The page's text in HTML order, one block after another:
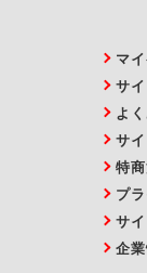
マ
サ
よ
サ
特
プ
サ
企